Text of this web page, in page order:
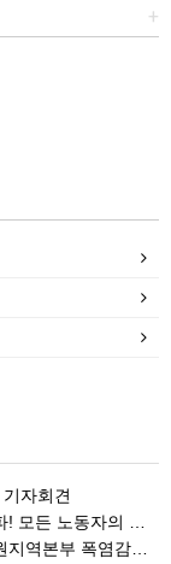
+
자회견
! 민주노총 7.15 총파업대회
감시단 선포 기자회견